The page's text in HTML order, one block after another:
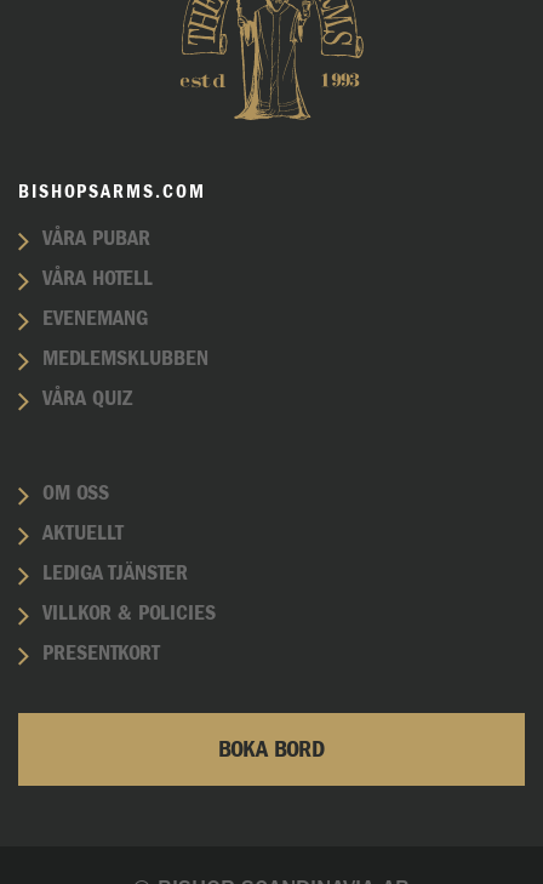
BISHOPSARMS.COM
VÅRA PUBAR
VÅRA HOTELL
EVENEMANG
MEDLEMSKLUBBEN
VÅRA QUIZ
OM OSS
AKTUELLT
LEDIGA TJÄNSTER
VILLKOR & POLICIES
PRESENTKORT
BOKA BORD